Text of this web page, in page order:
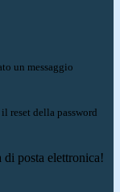
un messaggio
reset della password
posta elettronica!